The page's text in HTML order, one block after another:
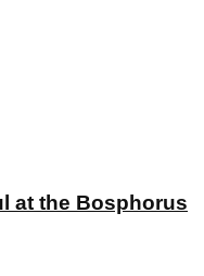
at the Bosphorus